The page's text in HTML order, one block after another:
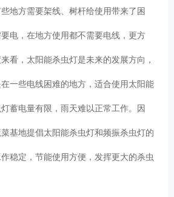
地方需要架线、树杆给使用带来了困
电，在地方使用都不需要电线，更方
看，太阳能杀虫灯是未来的发展方向，
一些电线困难的地方，适合使用太阳能
蓄电量有限，雨天难以正常工作。因
基地提倡太阳能杀虫灯和频振杀虫灯的
稳定，节能使用方便，发挥更大的杀虫